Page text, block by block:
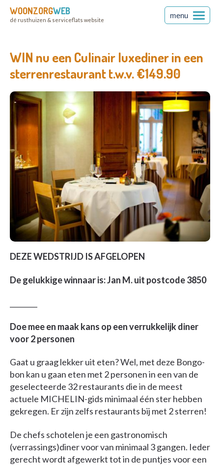
WOONZORGWEB
dé rusthuizen & serviceflats website
menu
WIN nu een Culinair luxediner in een
sterrenrestaurant t.w.v. €149.90
DEZE WEDSTRIJD IS AFGELOPEN
De gelukkige winnaar is: Jan M. uit postcode 3850
Doe mee en maak kans op een verrukkelijk diner
voor 2 personen
Gaat u graag lekker uit eten? Wel, met deze Bongo-
bon kan u gaan eten met 2 personen in een van de
geselecteerde 32 restaurants die in de meest
actuele MICHELIN-gids minimaal één ster hebben
gekregen. Er zijn zelfs restaurants bij met 2 sterren!
De chefs schotelen je een gastronomisch
(verrassings)diner voor van minimaal 3 gangen. Ieder
gerecht wordt afgewerkt tot in de puntjes voor een